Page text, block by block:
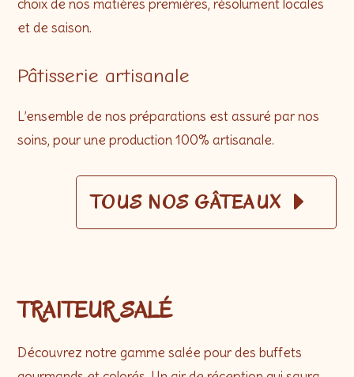
choix de nos matières premières, résolument locales
et de saison.
Pâtisserie artisanale
L’ensemble de nos préparations est assuré par nos
soins, pour une production 100% artisanale.
TOUS NOS GÂTEAUX
TRAITEUR SALÉ
Découvrez notre gamme salée pour des buffets